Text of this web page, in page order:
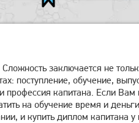
заключается не
поступление, обучение,
профессия капитана. Если
на обучение время и
и купить диплом капитана